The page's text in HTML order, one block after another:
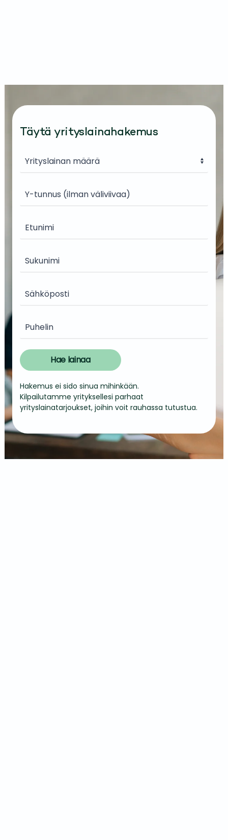
Täytä yrityslainahakemus
Hae lainaa
Hakemus ei sido sinua mihinkään.
Kilpailutamme yrityksellesi parhaat
yrityslainatarjoukset, joihin voit rauhassa tutustua.